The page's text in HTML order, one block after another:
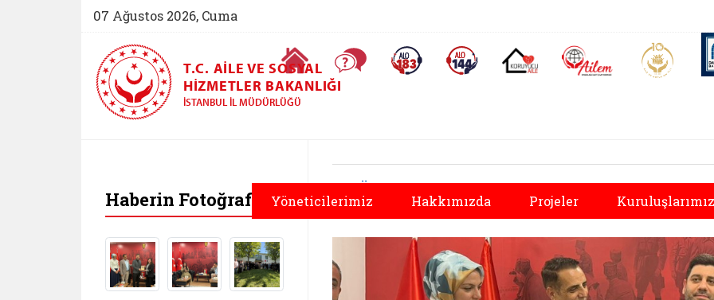
07 Ağustos 2026, Cuma
Ana Sayfa Sıkça Sorulan SorularAlo 183 (yeni sekmede açılır)Alo 144 (yeni sekmede açılır)Koruyucu Aile (yeni sekmede açılır)
AİLEM İletişim Aile ve
T.C. AILE VE SOSYAL
HIZMETLER BAKANLIĞI
İSTANBUL İL MÜDÜRLÜĞÜ
Yöneticilerimiz Hakkımızda Projeler Kuruluşlarımız
Önceki
Haberin Fotoğrafları